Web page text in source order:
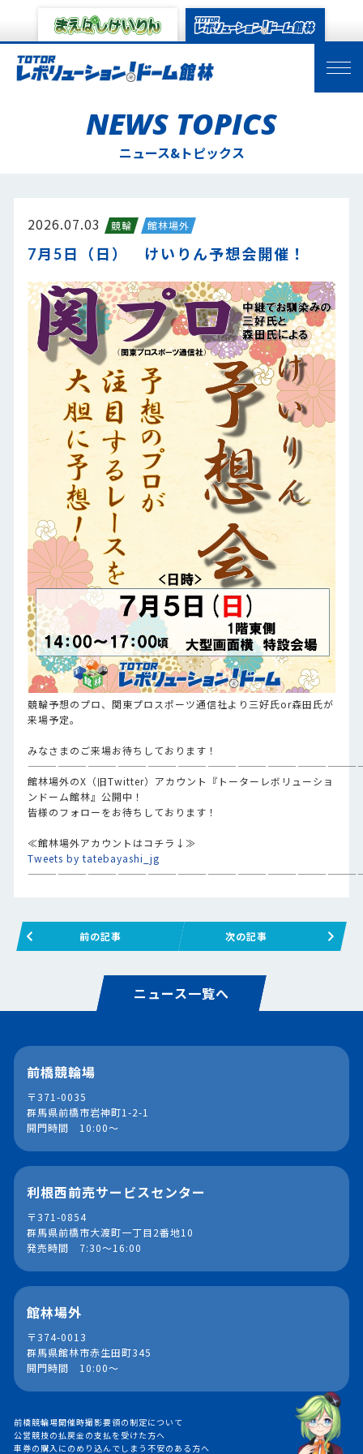
NEWS TOPICS
ニュース&トピックス
2026.07.03 競輪 館林場外
7月5日（日） けいりん予想会開催！
競輪予想のプロ、関東プロスポーツ通信社より三好氏or森田氏が
来場予定。
みなさまのご来場お待ちしております！
館林場外のX（旧Twitter）アカウント『トーターレボリューショ
ンドーム館林』公開中！
皆様のフォローをお待ちしております！
≪館林場外アカウントはコチラ↓≫
Tweets by tatebayashi_jg
前の記事 次の記事
ニュース一覧へ
前橋競輪場
〒371-0035
群馬県前橋市岩神町1-2-1
開門時間 10:00～
利根西前売サービスセンター
〒371-0854
群馬県前橋市大渡町一丁目2番地10
発売時間 7:30～16:00
館林場外
〒374-0013
群馬県館林市赤生田町345
開門時間 10:00～
前橋競輪場開催時撮影要領の制定について
公営競技の払戻金の支払を受けた方へ
車券の購入にのめり込んでしまう不安のある方へ